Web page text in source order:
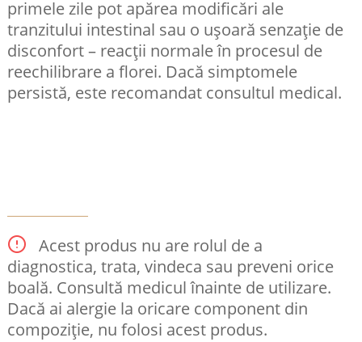
primele zile pot apărea modificări ale
tranzitului intestinal sau o ușoară senzație de
disconfort – reacții normale în procesul de
reechilibrare a florei. Dacă simptomele
persistă, este recomandat consultul medical.
Acest produs nu are rolul de a
diagnostica, trata, vindeca sau preveni orice
boală. Consultă medicul înainte de utilizare.
Dacă ai alergie la oricare component din
compoziție, nu folosi acest produs.